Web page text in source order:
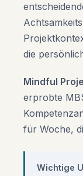
die
Mindful
erprobte
für Woche,
Wichtige